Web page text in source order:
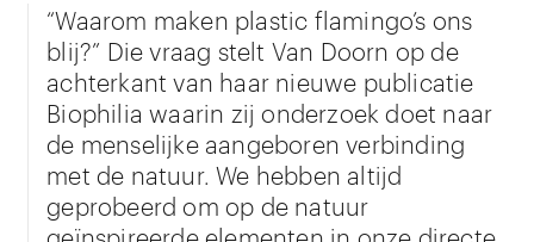
“Waarom maken plastic flamingo’s ons
blij?” Die vraag stelt Van Doorn op de
achterkant van haar nieuwe publicatie
Biophilia waarin zij onderzoek doet naar
de menselijke aangeboren verbinding
met de natuur. We hebben altijd
geprobeerd om op de natuur
geïnspireerde elementen in onze directe